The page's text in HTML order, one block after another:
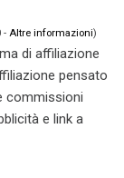
- Altre informazioni)
di affiliazione
pensato
commissioni
e link a